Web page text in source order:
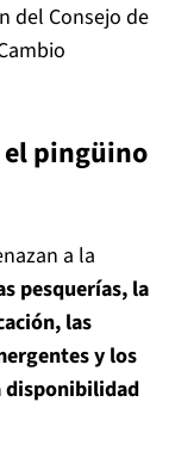
del Consejo de
el pingüino
a la
pesquerías, la
las
y los
disponibilidad